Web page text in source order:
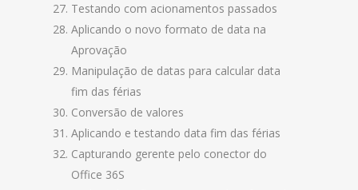
Testando com acionamentos passados
Aplicando o novo formato de data na
Aprovação
Manipulação de datas para calcular data
fim das férias
Conversão de valores
Aplicando e testando data fim das férias
Capturando gerente pelo conector do
Office 36S